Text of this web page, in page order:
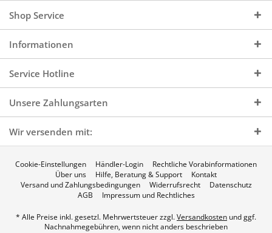
Shop Service
Informationen
Service Hotline
Unsere Zahlungsarten
Wir versenden mit:
Cookie-Einstellungen Händler-Login
Rechtliche Vorabinformationen
Über uns
Hilfe, Beratung & Support
Kontakt
Versand und Zahlungsbedingungen
Widerrufsrecht
Datenschutz
AGB
Impressum und Rechtliches
* Alle Preise inkl. gesetzl. Mehrwertsteuer zzgl.Versandkosten und ggf.
Nachnahmegebühren, wenn nicht anders beschrieben